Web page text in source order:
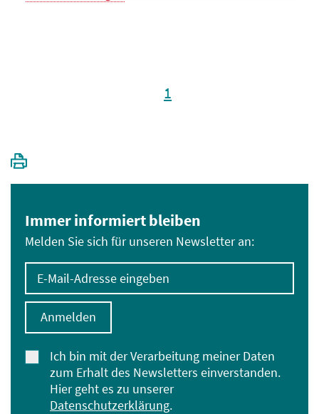
1
Immer informiert bleiben
Melden Sie sich für unseren Newsletter an:
E-Mail-Adresse eingeben
Ich bin mit der Verarbeitung meiner Daten
zum Erhalt des Newsletters einverstanden.
Hier geht es zu unserer
Datenschutzerklärung.
Anmelden